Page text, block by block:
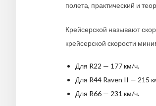
полета, практический и
Крейсерской называют
крейсерской скорости
Для R22 — 177 км/ч.
Для R44 Raven II — 215
Для R66 — 231 км/ч.